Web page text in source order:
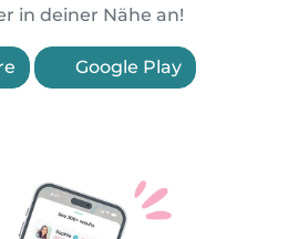
in deiner Nähe an!
Google Play